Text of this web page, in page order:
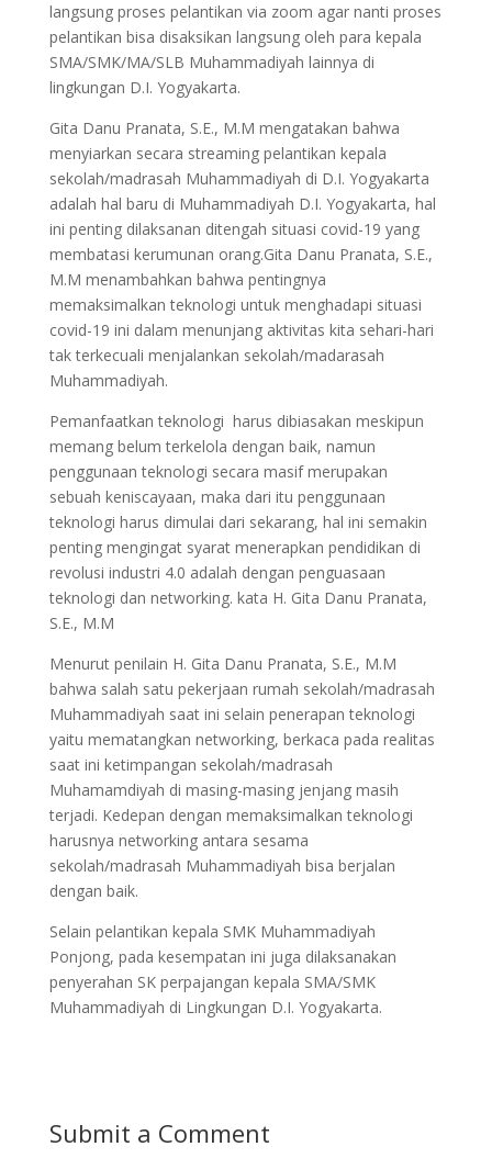
langsung proses pelantikan via zoom agar nanti proses
pelantikan bisa disaksikan langsung oleh para kepala
SMA/SMK/MA/SLB Muhammadiyah lainnya di
lingkungan D.I. Yogyakarta.
Gita Danu Pranata, S.E., M.M mengatakan bahwa
menyiarkan secara streaming pelantikan kepala
sekolah/madrasah Muhammadiyah di D.I. Yogyakarta
adalah hal baru di Muhammadiyah D.I. Yogyakarta, hal
ini penting dilaksanan ditengah situasi covid-19 yang
membatasi kerumunan orang.Gita Danu Pranata, S.E.,
M.M menambahkan bahwa pentingnya
memaksimalkan teknologi untuk menghadapi situasi
covid-19 ini dalam menunjang aktivitas kita sehari-hari
tak terkecuali menjalankan sekolah/madarasah
Muhammadiyah.
Pemanfaatkan teknologi harus dibiasakan meskipun
memang belum terkelola dengan baik, namun
penggunaan teknologi secara masif merupakan
sebuah keniscayaan, maka dari itu penggunaan
teknologi harus dimulai dari sekarang, hal ini semakin
penting mengingat syarat menerapkan pendidikan di
revolusi industri 4.0 adalah dengan penguasaan
teknologi dan networking. kata H. Gita Danu Pranata,
S.E., M.M
Menurut penilain H. Gita Danu Pranata, S.E., M.M
bahwa salah satu pekerjaan rumah sekolah/madrasah
Muhammadiyah saat ini selain penerapan teknologi
yaitu mematangkan networking, berkaca pada realitas
saat ini ketimpangan sekolah/madrasah
Muhamamdiyah di masing-masing jenjang masih
terjadi. Kedepan dengan memaksimalkan teknologi
harusnya networking antara sesama
sekolah/madrasah Muhammadiyah bisa berjalan
dengan baik.
Selain pelantikan kepala SMK Muhammadiyah
Ponjong, pada kesempatan ini juga dilaksanakan
penyerahan SK perpajangan kepala SMA/SMK
Muhammadiyah di Lingkungan D.I. Yogyakarta.
Submit a Comment